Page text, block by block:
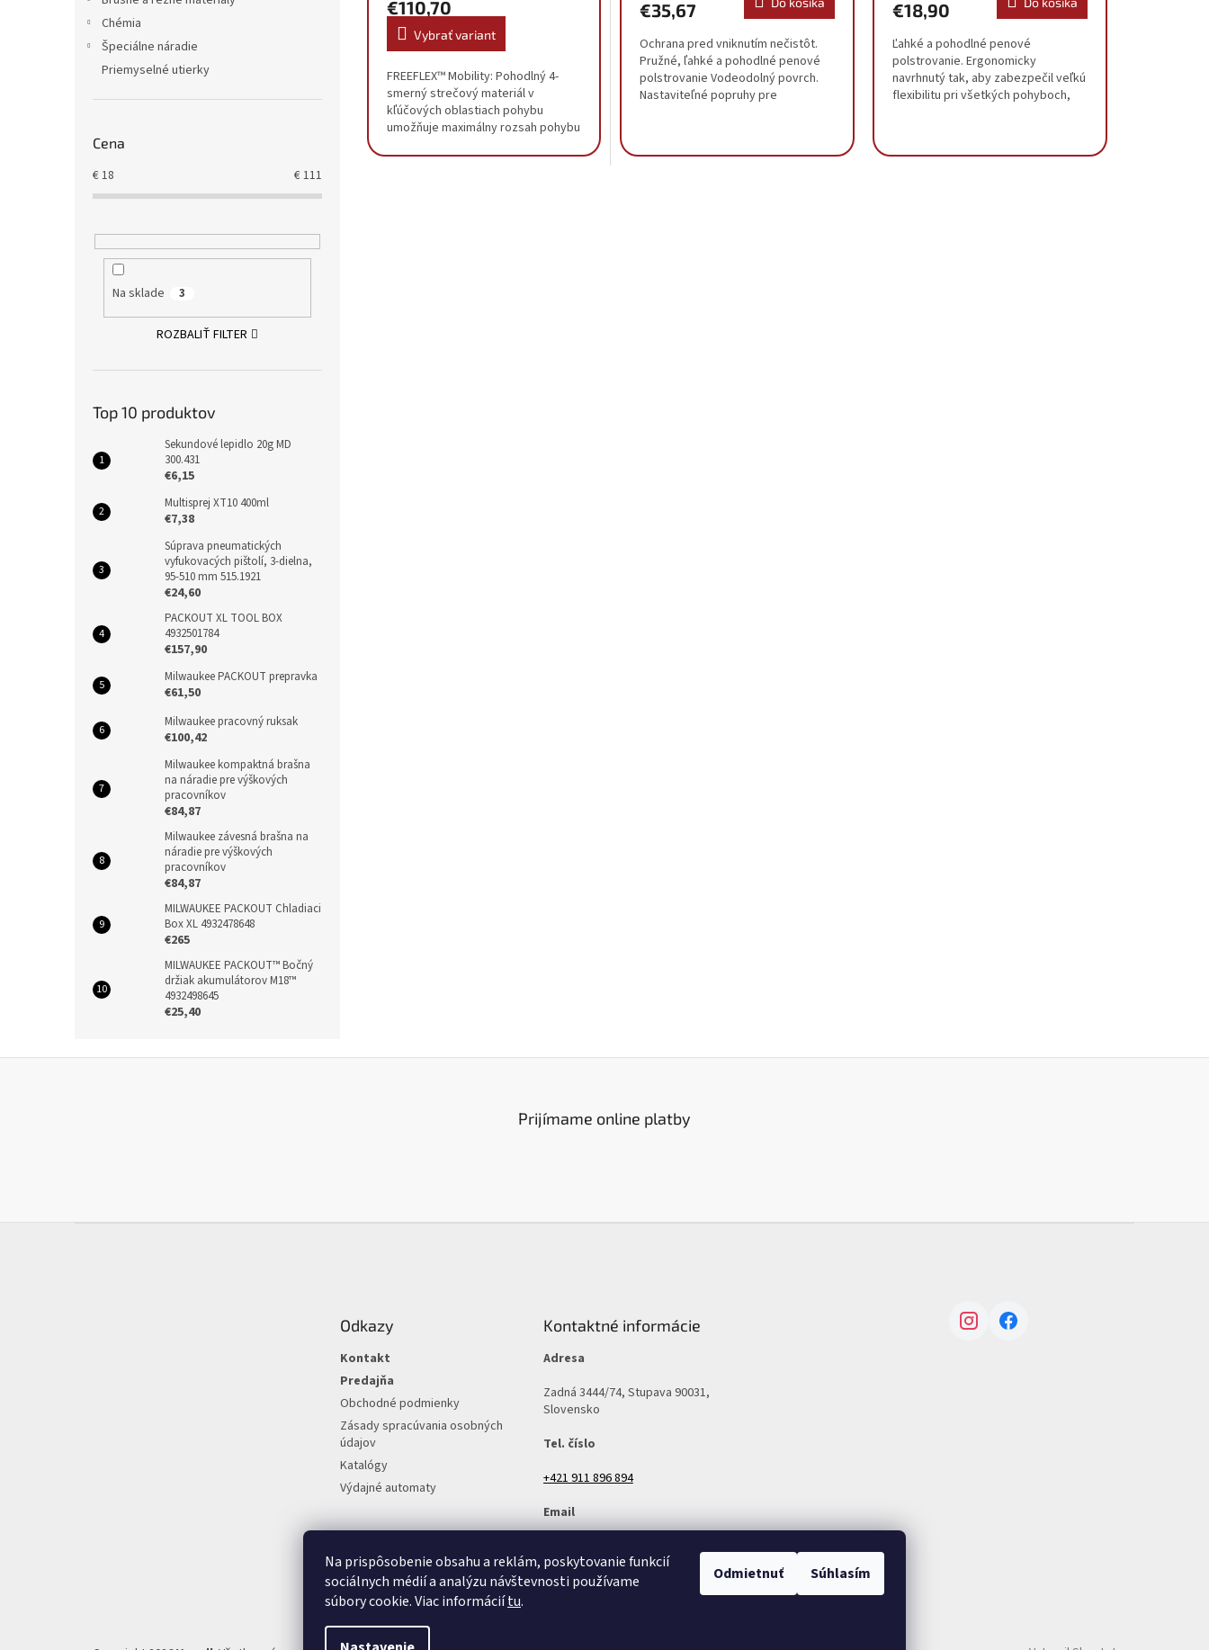
Na prispôsobenie obsahu a reklám, poskytovanie funkcií
sociálnych médií a analýzu návštevnosti používame
súbory cookie. Viac informáciítu.
Odmietnuť Súhlasím
Chémia
Špeciálne náradie
Priemyselné utierky
Cena
€18 €111
Na sklade 3
ROZBALIŤ FILTER
Top 10 produktov
Sekundové lepidlo 20g MD
300.431
€6,15
Multisprej XT10 400ml
€7,38
Súprava pneumatických
vyfukovacých pištolí, 3-dielna,
95-510 mm 515.1921
€24,60
PACKOUT XL TOOL BOX
4932501784
€157,90
Milwaukee PACKOUT prepravka
€61,50
Milwaukee pracovný ruksak
€100,42
Milwaukee kompaktná brašna
na náradie pre výškových
pracovníkov
€84,87
Milwaukee závesná brašna na
náradie pre výškových
pracovníkov
€84,87
MILWAUKEE PACKOUT Chladiaci
Box XL 4932478648
€265
MILWAUKEE PACKOUT™ Bočný
držiak akumulátorov M18™
4932498645
€25,40
€110,70
Vybrať variant
FREEFLEX™ Mobility: Pohodlný 4-
smerný strečový materiál v
kľúčových oblastiach pohybu
umožňuje maximálny rozsah pohybu
stredne ťažký materiál s...
€35,67
Ochrana pred vniknutím nečistôt.
Pružné, ľahké a pohodlné penové
polstrovanie Vodeodolný povrch.
Nastaviteľné popruhy pre
€18,90
Ľahké a pohodlné penové
polstrovanie. Ergonomicky
navrhnutý tak, aby zabezpečil veľkú
flexibilitu pri všetkých pohyboch,
Prijímame online platby
Odkazy
Kontakt
Predajňa
Obchodné podmienky
Zásady spracúvania osobných
údajov
Katalógy
Výdajné automaty
Kontaktné informácie
Adresa
Zadná 3444/74, Stupava 90031,
Slovensko
Tel. číslo
+421 911 896 894
Email
InstagramFacebook